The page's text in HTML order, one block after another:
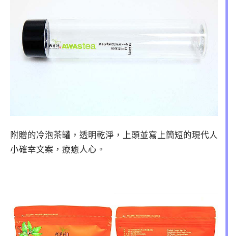
附贈的冷泡茶罐，透明乾淨，上頭並寫上簡短的現代人
小確幸文案，療癒人心。